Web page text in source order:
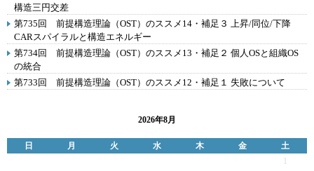
構造三円交差
第735回 前提構造理論（OST）のススメ14・補足３ 上昇/同位/下降
CARスパイラルと構造エネルギー
第734回 前提構造理論（OST）のススメ13・補足２ 個人OSと組織OS
の統合
第733回 前提構造理論（OST）のススメ12・補足１ 失敗について
2026年8月
日 月 火 水 木 金
土